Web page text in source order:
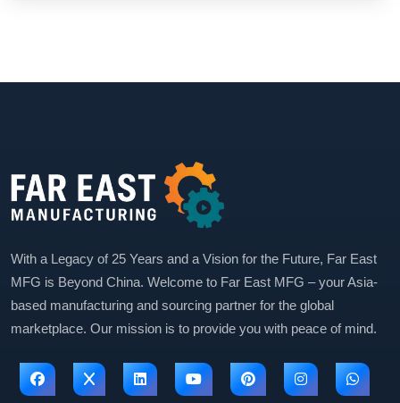
With a Legacy of 25 Years and a Vision for the Future, Far East
MFG is Beyond China. Welcome to Far East MFG – your Asia-
based manufacturing and sourcing partner for the global
marketplace. Our mission is to provide you with peace of mind.